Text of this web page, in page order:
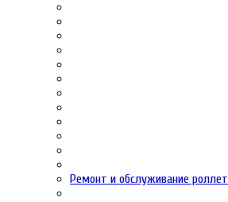
Ремонт и обслуживание роллет